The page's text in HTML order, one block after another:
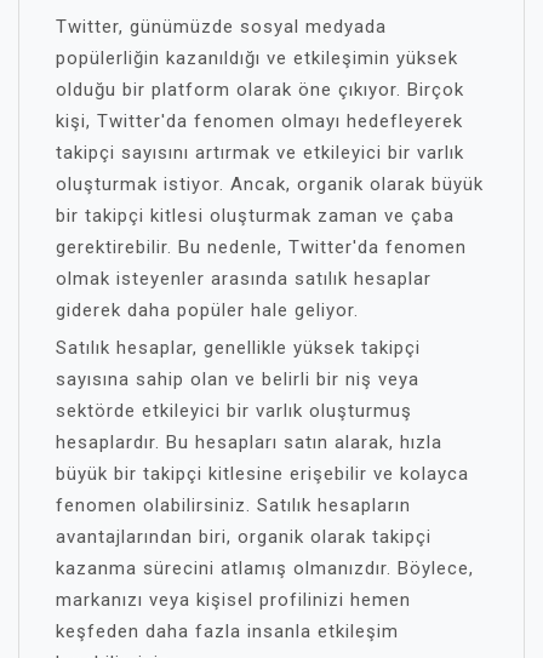
Twitter, günümüzde sosyal medyada
popülerliğin kazanıldığı ve etkileşimin yüksek
olduğu bir platform olarak öne çıkıyor. Birçok
kişi, Twitter'da fenomen olmayı hedefleyerek
takipçi sayısını artırmak ve etkileyici bir varlık
oluşturmak istiyor. Ancak, organik olarak büyük
bir takipçi kitlesi oluşturmak zaman ve çaba
gerektirebilir. Bu nedenle, Twitter'da fenomen
olmak isteyenler arasında satılık hesaplar
giderek daha popüler hale geliyor.
Satılık hesaplar, genellikle yüksek takipçi
sayısına sahip olan ve belirli bir niş veya
sektörde etkileyici bir varlık oluşturmuş
hesaplardır. Bu hesapları satın alarak, hızla
büyük bir takipçi kitlesine erişebilir ve kolayca
fenomen olabilirsiniz. Satılık hesapların
avantajlarından biri, organik olarak takipçi
kazanma sürecini atlamış olmanızdır. Böylece,
markanızı veya kişisel profilinizi hemen
keşfeden daha fazla insanla etkileşim